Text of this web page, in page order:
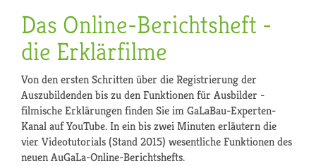
Das Online-Berichtsheft -
die Erklärfilme
Von den ersten Schritten über die Registrierung der
Auszubildenden bis zu den Funktionen für Ausbilder -
filmische Erklärungen finden Sie im GaLaBau-Experten-
Kanal auf YouTube. In ein bis zwei Minuten erläutern die
vier Videotutorials (Stand 2015) wesentliche Funktionen des
neuen AuGaLa-Online-Berichtshefts.